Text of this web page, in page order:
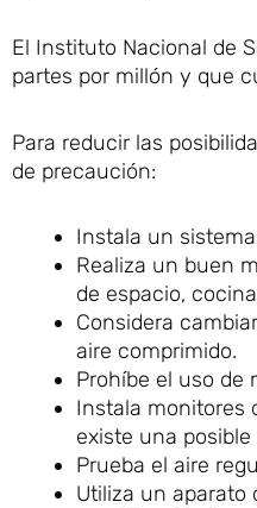
El Instituto Nacional de
partes por millón y que
Para reducir las
de precaución:
Instala un
Realiza un buen
de espacio,
Considera
aire comprimido.
Prohíbe el uso de
Instala monitores
existe una posible
Prueba el aire
Utiliza un aparato